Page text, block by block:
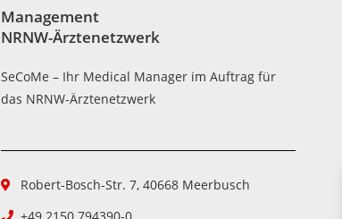
Management
NRNW-Ärztenetzwerk
SeCoMe – Ihr Medical Manager im Auftrag für
das NRNW-Ärztenetzwerk
Robert-Bosch-Str. 7, 40668 Meerbusch